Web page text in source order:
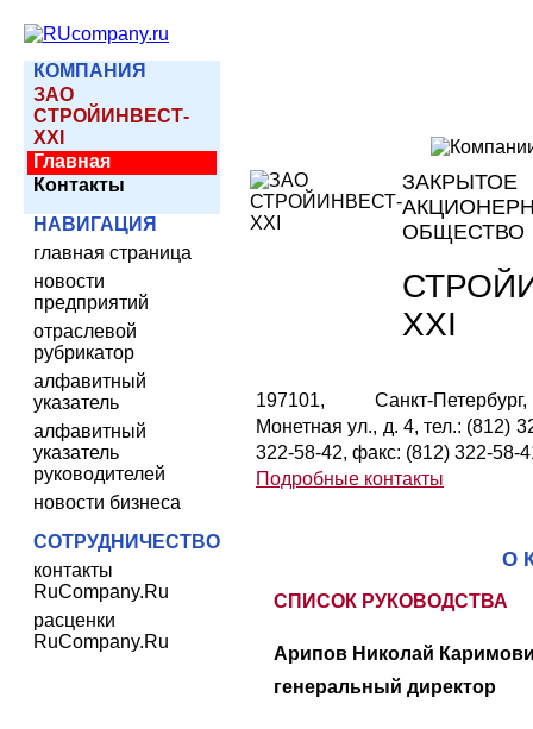
КОМПАНИЯ
ЗАО
СТРОЙИНВЕСТ-
XXI
Главная
Контакты
НАВИГАЦИЯ
главная страница
новости
предприятий
отраслевой
рубрикатор
алфавитный
указатель
алфавитный
указатель
руководителей
новости бизнеса
СОТРУДНИЧЕСТВО
контакты
RuCompany.Ru
расценки
RuCompany.Ru
ЗАКРЫТОЕ
ОБЩЕСТВО
XXI
197101, Санкт-
Монетная ул., д. 4, тел.: (812)
322-58-42, факс: (812) 322-58-
Подробные контакты
О
СПИСОК РУКОВОДСТВА
Арипов Николай
генеральный директор